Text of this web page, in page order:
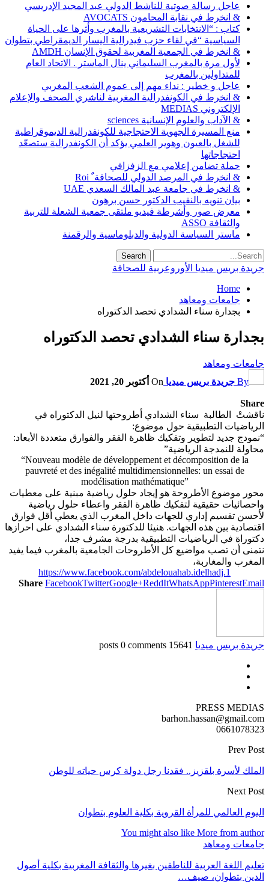
عاجل رسالة صوتية للناشط الدولي عبد المجيد الإدريسي
& انخرط في نقابة المحامون AVOCATS
كتاب : “الانتخابات التشريعية بالمغرب وأثرها على الحياة
السياسية “في لقاء حزب فيدرالية اليسار الديمقراطي بتطوان
& انخرط في الجمعية المغربية لحقوق الإنسان AMDH
لأول مرة بالمغرب السليماني ينال الماستر . الاتحاد العام
للمتداولين بالمغرب
عاجل و خطير : نداء مهم إلى عموم الشعب المغربي
& انخرط في الكونفدرالية المغربية لناشري الصحف والإعلام
الإلكتروني MEDIAS
& الآداب والعلوم الإنسانية sciences
منع المسيرة الجهوية الاحتجاجية للكونفدرالية الديموقراطية
للشغل بالعيون وهوير العلمي يؤكد أن الكونفدرالية ستصعّد
احتجاجاتها
حملة تضامن إعلامي مع الزفزافي
& انخرط في المرصد الدولي للصحافة ٌ Roi
& انخرط في جامعة عبد المالك السعدي UAE
بيان تنويه بالنقيب الدكتور حسن برهون
معرض صور وأشرطة فيديو ملتقى جمعية الشعلة للتربية
والثقافة ASSO
ماستر السياسة الدولية والدبلوماسية والرقمنة
جريدة بريس ميديا الأوروعربية للصحافة
Home
جامعات ومعاهد
بجدارة سناء الشدادي تحصد الدكتوراه
بجدارة سناء الشدادي تحصد الدكتوراه
جامعات ومعاهد
By جريدة بريس ميديا On أكتوبر 20, 2021
Share
ناقشتْ الطالبة سناء الشدادي أطروحتها لنيل الدكتوراه في
الرياضيات التطبيقية حول موضوع:
“نمودج جديد لتطوير وتفكيك ظاهرة الفقر والفوارق متعددة الأبعاد:
محاولة للنمدجة الرياضية”
“Nouveau modèle de développement et décomposition de la
pauvreté et des inégalité multidimensionnelles: un essai de
modélisation mathématique”
محور موضوع الأطروحة هو إيجاد حلول رياضية مبنية على معطيات
واحصائيات حقيقية لتفكيك ظاهرة الفقر واعطاء حلول رياضية
لأحسن تقسيم إداري للجهات داخل المغرب الذي يعطي أقل فوارق
اقتصادية بين هذه الجهات. هنيئا للدكتورة سناء الشدادي على احرازها
دكتوراة في الرياضيات التطبيقية بدرجة مشرف جدا،
نتمنى أن تصب مواضيع كل الأطروحات الجامعية بالمغرب فيما يفيد
المغرب والمغاربة،
https://www.facebook.com/abdelouahab.idelhadj.1
Share FacebookTwitterGoogle+ReddItWhatsAppPinterestEmail
جريدة بريس ميديا 15641 posts
0 comments
PRESS MEDIAS
barhon.hassan@gmail.com
0661078323
Prev Post
الملك لأسرة بلقزيز.. فقدنا رجل دولة كرس حياته للوطن
Next Post
اليوم العالمي للمرأة القروية بكلية العلوم بتطوان
You might also like More from author
جامعات ومعاهد
تعليم اللغة العربية للناطقين بغيرها والثقافة المغربية بكلية أصول
الدين بتطوان، صيف…